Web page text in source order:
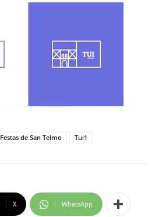
Festas de San Telmo Tui1
X WhatsApp